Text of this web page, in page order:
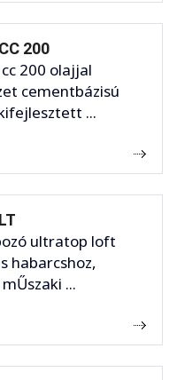
200
200 olajjal
cementbázisú
...
ultratop loft
habarcshoz,
...